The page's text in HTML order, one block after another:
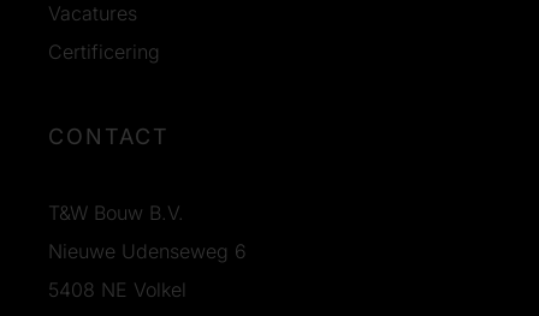
Vacatures
Certificering
CONTACT
T&W Bouw B.V.
Nieuwe Udenseweg 6
5408 NE Volkel